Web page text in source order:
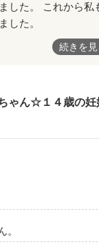
作品を
した。
とができてよかっ
続きを見
ゃん☆１４歳の
。